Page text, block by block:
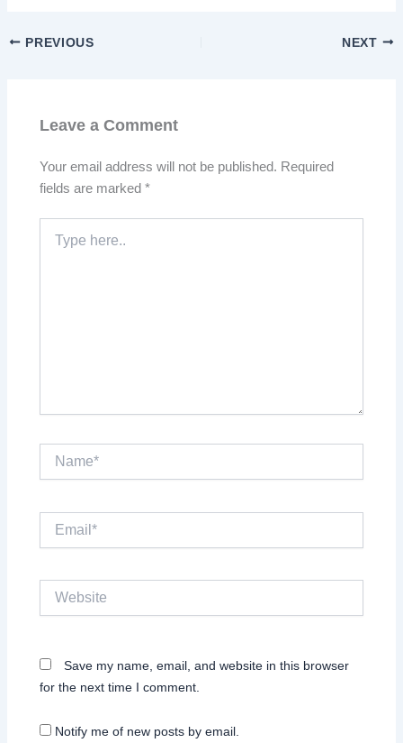
PREVIOUS NEXT
Leave a Comment
Your email address will not be published. Required
fields are marked*
here..
Name*
Website
Save my name, email, and website in this browser
for the next time I comment.
Notify me of new posts by email.